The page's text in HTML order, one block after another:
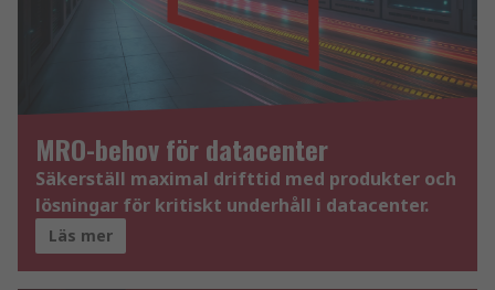
MRO-behov för datacenter
Säkerställ maximal drifttid med produkter och
lösningar för kritiskt underhåll i datacenter.
Läs mer